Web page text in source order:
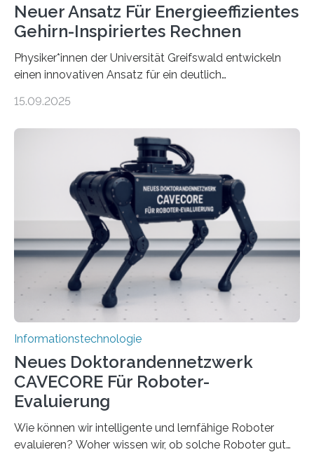
Neuer Ansatz Für Energieeffizientes
Gehirn-Inspiriertes Rechnen
Physiker*innen der Universität Greifswald entwickeln
einen innovativen Ansatz für ein deutlich
Lösungsweg ist inspiriert vom menschlichen Gehirn. Die
stellt die heutige Computertechnik vor
Herausforderungen. Herkömmliche Silizium-
Prozessoren stoßen an ihre Grenzen: Sie verbrauchen
viel Energie, die Speicher- und Verarbeitungseinheiten
sind voneinander getrennt und die Datenübertragung
bremst komplexe Anwendungen aus. Da KI-Modelle
immer größer werden und riesige Datenmengen
verarbeiten müssen, steigt der Bedarf an neuen
Rechenarchitekturen. Neben Quantencomputern
rücken dabei insbesondere…
15.09.2025
Informationstechnologie
Neues Doktorandennetzwerk
CAVECORE Für Roboter-
Evaluierung
Wie können wir intelligente und lernfähige Roboter
evaluieren? Woher wissen wir, ob solche Roboter gut